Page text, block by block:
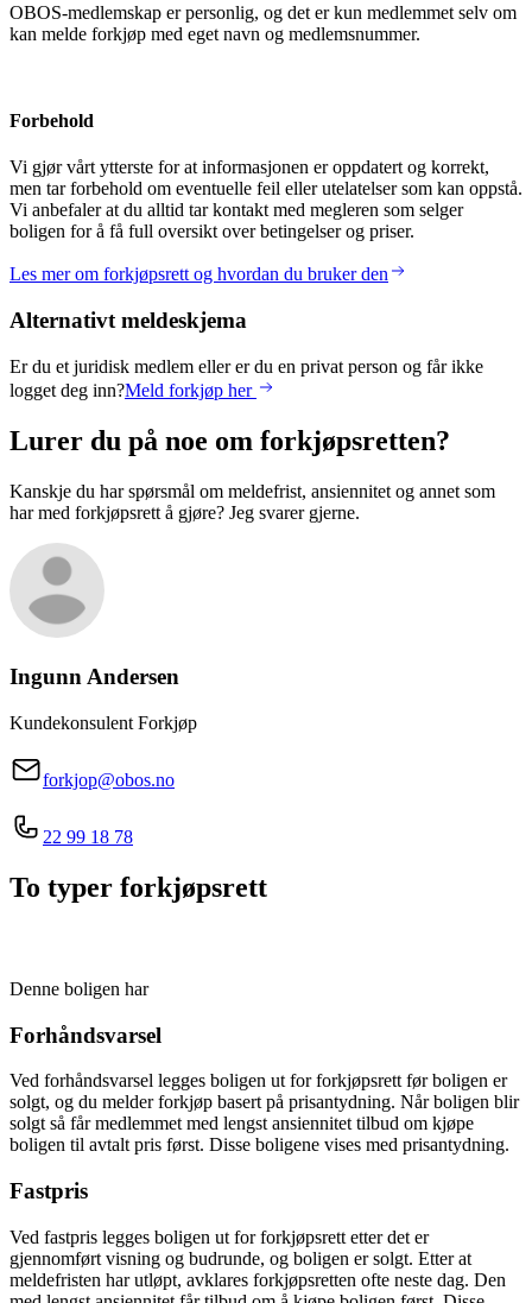
OBOS-medlemskap er personlig, og det er kun medlemmet selv om
kan melde forkjøp med eget navn og medlemsnummer.
Forbehold
Vi gjør vårt ytterste for at informasjonen er oppdatert og korrekt,
men tar forbehold om eventuelle feil eller utelatelser som kan oppstå.
Vi anbefaler at du alltid tar kontakt med megleren som selger
boligen for å få full oversikt over betingelser og priser.
Les mer om forkjøpsrett og hvordan du bruker den
Alternativt meldeskjema
Er du et juridisk medlem eller er du en privat person og får ikke
logget deg inn?Meld forkjøp her
Lurer du på noe om forkjøpsretten?
Kanskje du har spørsmål om meldefrist, ansiennitet og annet som
har med forkjøpsrett å gjøre? Jeg svarer gjerne.
IngunnAndersen
Kundekonsulent Forkjøp
forkjop@obos.no
22 99 18 78
To typer forkjøpsrett
Denne boligen har
Forhåndsvarsel
Ved forhåndsvarsel legges boligen ut for forkjøpsrett før boligen er
solgt, og du melder forkjøp basert på prisantydning. Når boligen blir
solgt så får medlemmet med lengst ansiennitet tilbud om kjøpe
boligen til avtalt pris først. Disse boligene vises med prisantydning.
Fastpris
Ved fastpris legges boligen ut for forkjøpsrett etter det er
gjennomført visning og budrunde, og boligen er solgt. Etter at
meldefristen har utløpt, avklares forkjøpsretten ofte neste dag. Den